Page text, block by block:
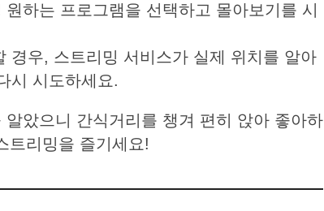
하는 프로그램을 선택하고 몰아보기를 시
경우, 스트리밍 서비스가 실제 위치를 알아
시 시도하세요.
았으니 간식거리를 챙겨 편히 앉아 좋아하
트리밍을 즐기세요!